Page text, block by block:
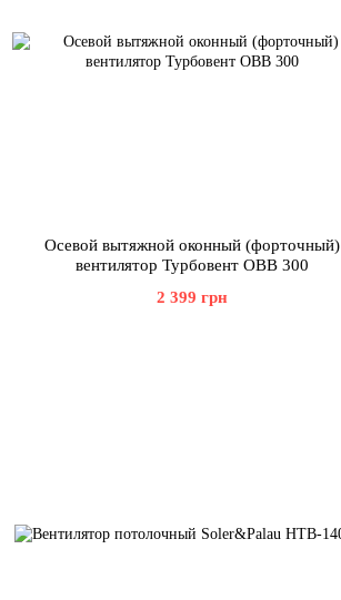
Осевой вытяжной оконный (форточный)
вентилятор Турбовент ОВВ 300
2 399 грн